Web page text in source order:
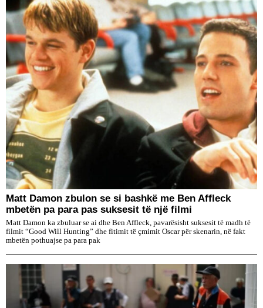
Matt Damon zbulon se si bashkë me Ben Affleck
mbetën pa para pas suksesit të një filmi
Matt Damon ka zbuluar se ai dhe Ben Affleck, pavarësisht suksesit të madh të
filmit “Good Will Hunting” dhe fitimit të çmimit Oscar për skenarin, në fakt
mbetën pothuajse pa para pak